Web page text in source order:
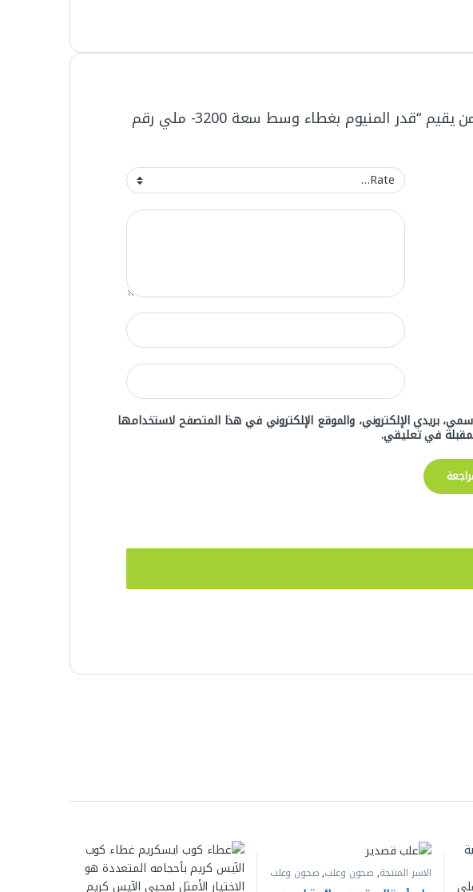
كن أول من يقيم “قدر المنيوم بغطاء وسط سعة 3200- ملي رقم
بريدي الإلكتروني، والموقع الإلكتروني في هذا المتصفح لاستخدامها
في تعليقي.
الاسر المنتجة, صحون وعلب,صحون وعلب
ميكرويف